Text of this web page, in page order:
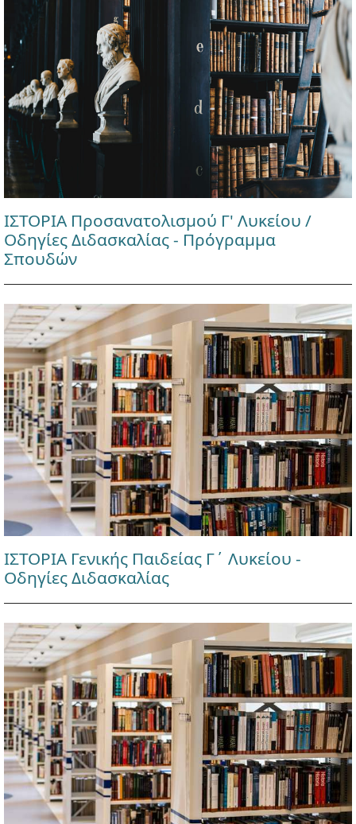
ΙΣΤΟΡΙΑ Προσανατολισμού Γ' Λυκείου /
Οδηγίες Διδασκαλίας - Πρόγραμμα
Σπουδών
ΙΣΤΟΡΙΑ Γενικής Παιδείας Γ΄ Λυκείου -
Οδηγίες Διδασκαλίας